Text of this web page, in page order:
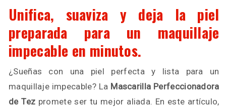
Unifica, suaviza y deja la piel
preparada para un maquillaje
impecable en minutos.
¿Sueñas con una piel perfecta y lista para un
maquillaje impecable? La Mascarilla Perfeccionadora
de Tez promete ser tu mejor aliada. En este artículo,